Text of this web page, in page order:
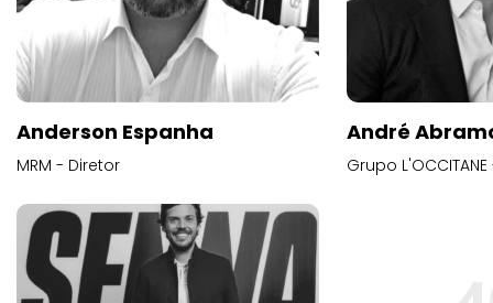
Anderson Espanha
MRM - Diretor
André
Grupo